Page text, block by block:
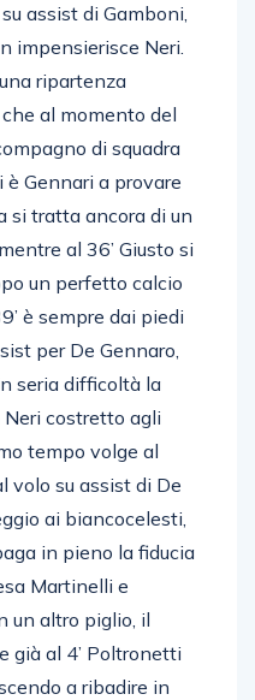
assist di Gamboni,
impensierisce Neri.
ripartenza
al momento del
di squadra
è Gennari a provare
si tratta ancora di un
al 36’ Giusto si
un perfetto calcio
è sempre dai piedi
per De Gennaro,
seria difficoltà la
costretto agli
tempo volge al
volo su assist di De
ai biancocelesti,
in pieno la fiducia
Martinelli e
un altro piglio, il
già al 4’ Poltronetti
a ribadire in